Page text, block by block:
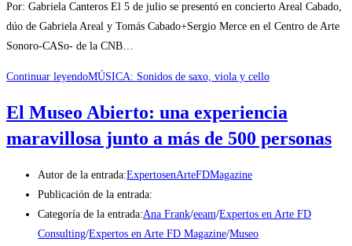
Por: Gabriela Canteros El 5 de julio se presentó en concierto Areal Cabado,
dúo de Gabriela Areal y Tomás Cabado+Sergio Merce en el Centro de Arte
Sonoro-CASo- de la CNB…
Continuar leyendoMÚSICA: Sonidos de saxo, viola y cello
El Museo Abierto: una experiencia
maravillosa junto a más de 500 personas
Autor de la entrada:ExpertosenArteFDMagazine
Publicación de la entrada:
Categoría de la entrada:Ana Frank/eeam/Expertos en Arte FD
Consulting/Expertos en Arte FD Magazine/Museo